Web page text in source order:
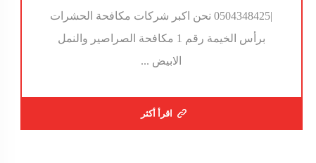
|0504348425 نحن اكبر شركات مكافحة الحشرات
برأس الخيمة رقم 1 مكافحة الصراصير والنمل
الابيض ...
اقرأ أكثر